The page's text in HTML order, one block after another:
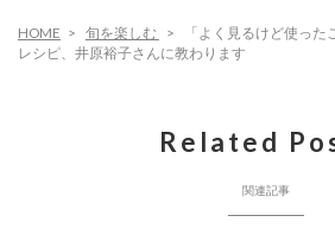
HOME 旬を楽しむ
「よく見るけど使っ
レシピ、井原裕子さんに教わります
Related
関連記事